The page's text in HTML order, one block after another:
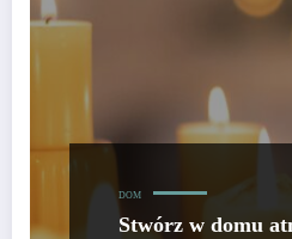
DOM
Stwórz w domu